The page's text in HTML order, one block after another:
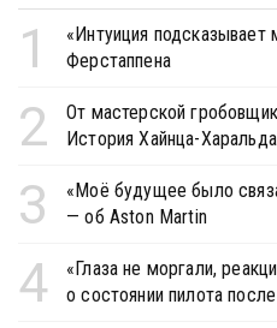
1
«Интуиция
Ферстаппена
2
От мастерской
История Хайнца-
3
«Моё будущее было
— об Aston Martin
4
«Глаза не моргали,
о состоянии пилота